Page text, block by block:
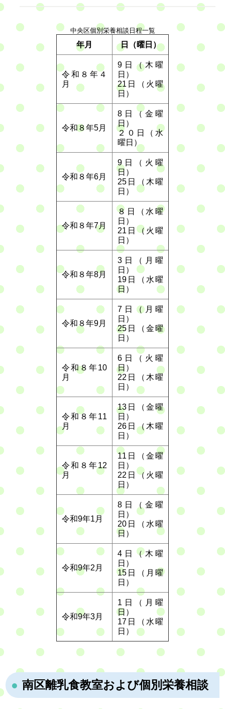
中央区個別栄養相談日程一覧
年月 日（曜日）
令和８年４
月
9日（木曜
日）
21日（火曜
日）
令和８年5月
8日（金曜
日）
２０日（水
曜日）
令和８年6月
9日（火曜
日）
25日（木曜
日）
令和８年7月
８日（水曜
日）
21日（火曜
日）
令和８年8月
3日（月曜
日）
19日（水曜
日）
令和８年9月
7日（月曜
日）
25日（金曜
日）
令和８年10
月
6日（火曜
日）
22日（木曜
日）
令和８年11
月
13日（金曜
日）
26日（木曜
日）
令和８年12
月
11日（金曜
日）
22日（火曜
日）
令和9年1月
8日（金曜
日）
20日（水曜
日）
令和9年2月
4日（木曜
日）
15日（月曜
日）
令和9年3月
1日（月曜
日）
17日（水曜
日）
南区離乳食教室および個別栄養相談